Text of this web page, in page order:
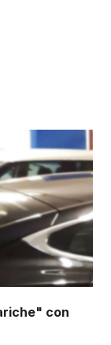
con